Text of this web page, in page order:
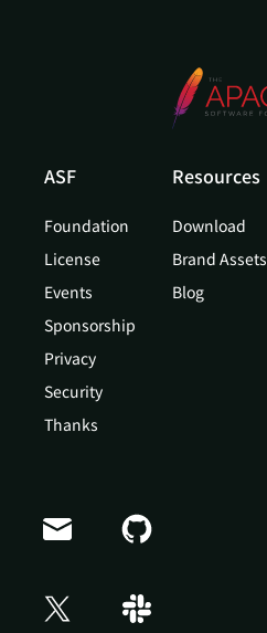
ASF
Foundation
License
Events
Sponsorship
Privacy
Security
Thanks
Resources
Download
Brand Assets
Blog
Doris Summit 26